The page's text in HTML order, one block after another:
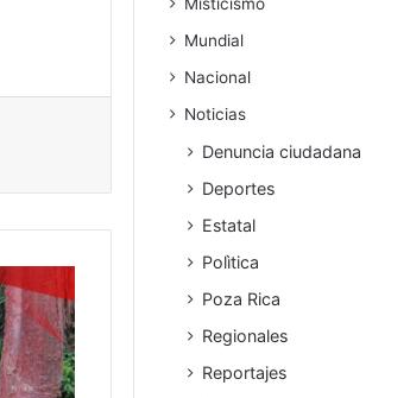
Mundial
Nacional
Noticias
Denuncia ciudadana
Deportes
Estatal
Polìtica
Poza Rica
Regionales
Reportajes